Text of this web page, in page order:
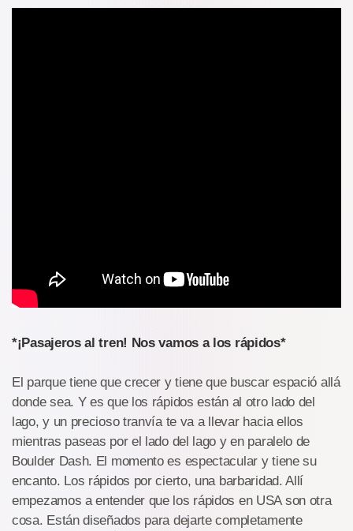
*¡Pasajeros al tren! Nos vamos a los rápidos*
El parque tiene que crecer y tiene que buscar espació allá
donde sea. Y es que los rápidos están al otro lado del
lago, y un precioso tranvía te va a llevar hacia ellos
mientras paseas por el lado del lago y en paralelo de
Boulder Dash. El momento es espectacular y tiene su
encanto. Los rápidos por cierto, una barbaridad. Allí
empezamos a entender que los rápidos en USA son otra
cosa. Están diseñados para dejarte completamente